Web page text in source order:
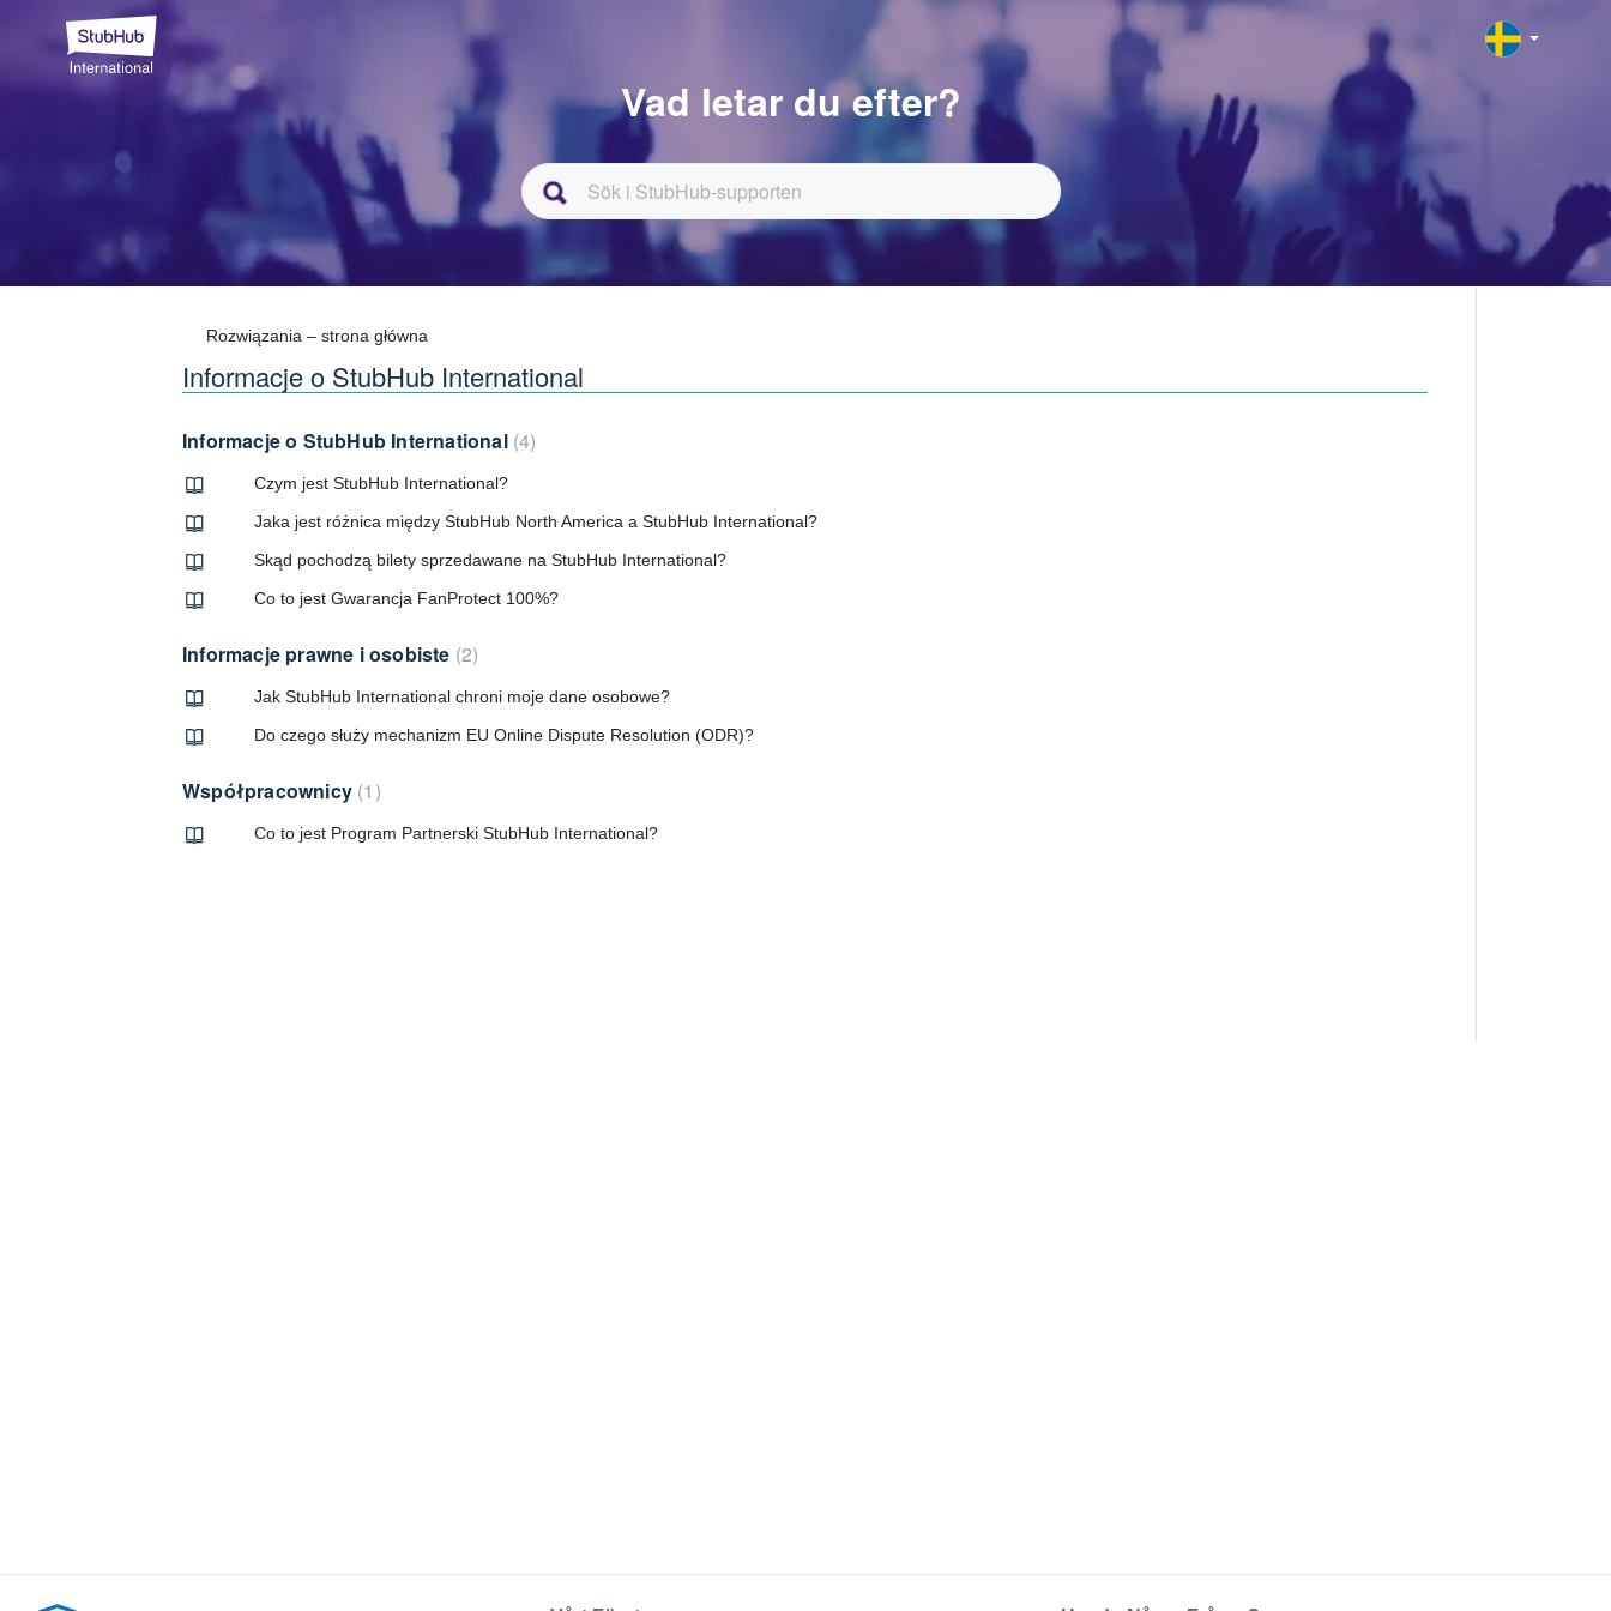
Vad letar du efter?
Rozwiązania – strona główna
Informacje o StubHub International
Informacje o StubHub International 4
Czym jest StubHub International?
Jaka jest różnica między StubHub North America a StubHub International?
Skąd pochodzą bilety sprzedawane na StubHub International?
Co to jest Gwarancja FanProtect 100%?
Informacje prawne i osobiste 2
Jak StubHub International chroni moje dane osobowe?
Do czego służy mechanizm EU Online Dispute Resolution (ODR)?
Współpracownicy 1
Co to jest Program Partnerski StubHub International?